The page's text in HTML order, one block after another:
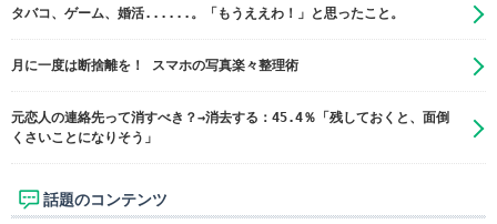
タバコ、ゲーム、婚活......。「もうええわ！」と思ったこと。
月に一度は断捨離を！ スマホの写真楽々整理術
元恋人の連絡先って消すべき？→消去する：45.4％「残しておくと、面倒
くさいことになりそう」
話題のコンテンツ